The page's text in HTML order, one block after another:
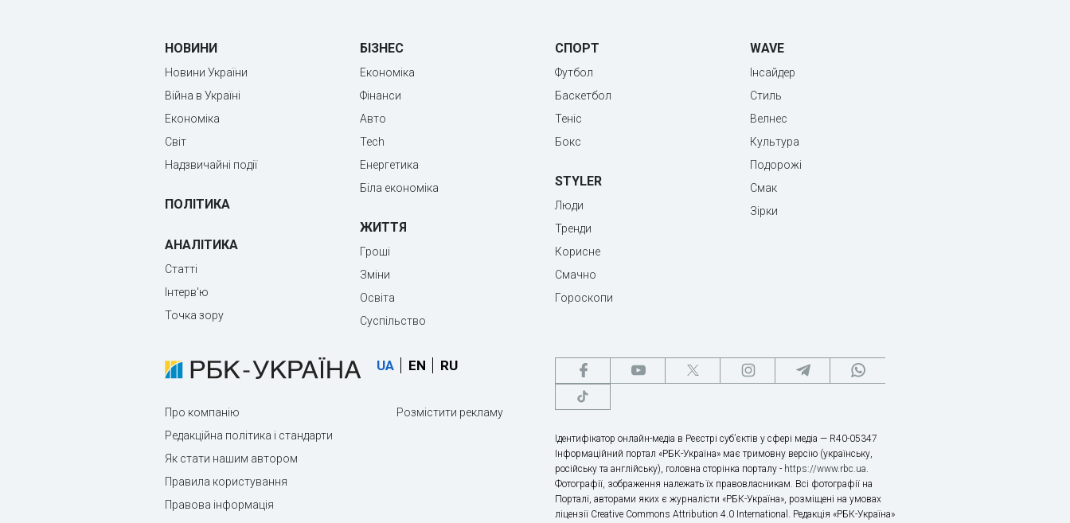
НОВИНИ
Новини України
Війна в Україні
Економіка
Світ
Надзвичайні події
ПОЛІТИКА
АНАЛІТИКА
Статті
Інтерв'ю
Точка зору
БІЗНЕС
Економіка
Фінанси
Авто
Tech
Енергетика
Біла економіка
ЖИТТЯ
Гроші
Зміни
Освіта
Суспільство
СПОРТ
Футбол
Баскетбол
Теніс
Бокс
STYLER
Люди
Тренди
Корисне
Смачно
Гороскопи
WAVE
Інсайдер
Стиль
Велнес
Культура
Подорожі
Смак
Зірки
UA EN RU
Про компанію
Редакційна політика і стандарти
Як стати нашим автором
Правила користування
Правова інформація
Розмістити рекламу
Ідентифікатор онлайн-медіа в Реєстрі суб’єктів у сфері медіа — R40-05347
Інформаційний портал «РБК-Україна» має тримовну версію (українську,
російську та англійську), головна сторінка порталу - https://www.rbc.ua.
Фотографії, зображення належать їх правовласникам. Всі фотографії на
Порталі, авторами яких є журналісти «РБК-Україна», розміщені на умовах
ліцензії Creative Commons Attribution 4.0 International. Редакція «РБК-Україна»